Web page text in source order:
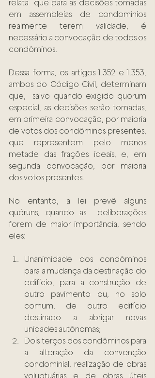
relata  que para as decisões tomadas
em assembleias de condomínios
realmente terem validade, é
necessário a convocação de todos os
condôminos.
Dessa forma, os artigos 1.352 e 1.353,
ambos do Código Civil, determinam
que,  salvo quando exigido quorum
especial, as decisões serão tomadas,
em primeira convocação, por maioria
de votos dos condôminos presentes,
que representem pelo menos
metade das frações ideais, e, em
segunda convocação, por maioria
dos votos presentes.
No entanto, a lei prevê alguns
quóruns, quando as  deliberações
forem de maior importância, sendo
eles:
Unanimidade dos condôminos
para a mudança da destinação do
edifício, para a construção de
outro pavimento ou, no solo
comum, de outro edifício
destinado a abrigar novas
unidades autônomas;
Dois terços dos condôminos para
a alteração da convenção
condominial, realização de obras
voluptuárias e de obras úteis